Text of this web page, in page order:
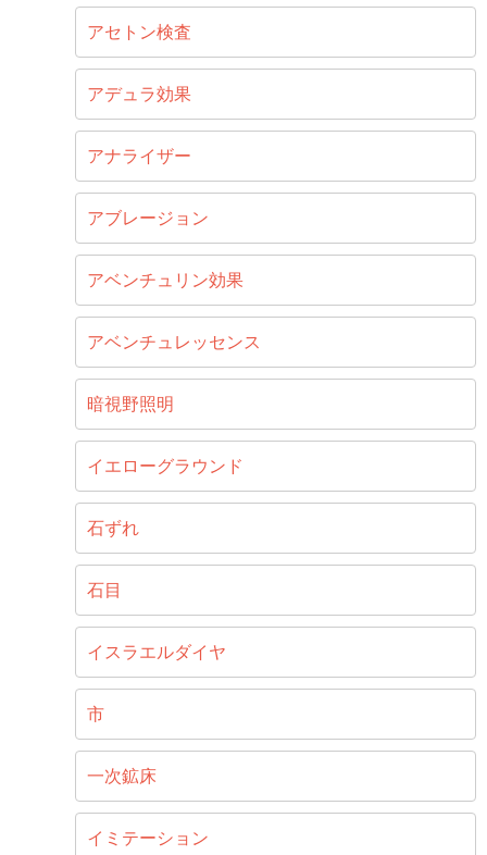
アセトン検査
アデュラ効果
アナライザー
アブレージョン
アベンチュリン効果
アベンチュレッセンス
暗視野照明
イエローグラウンド
石ずれ
石目
イスラエルダイヤ
市
一次鉱床
イミテーション